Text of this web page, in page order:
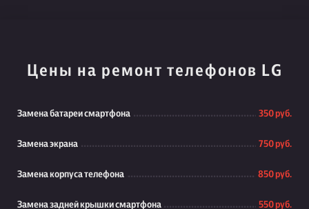
Цены на ремонт телефонов LG
Замена батареи смартфона 350 руб.
Замена экрана 750 руб.
Замена корпуса телефона 850 руб.
Замена задней крышки смартфона 550 руб.